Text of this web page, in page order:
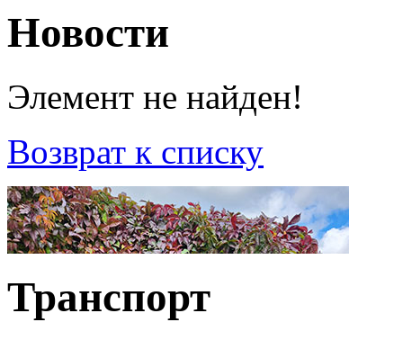
Новости
Элемент не найден!
Возврат к списку
Транспорт